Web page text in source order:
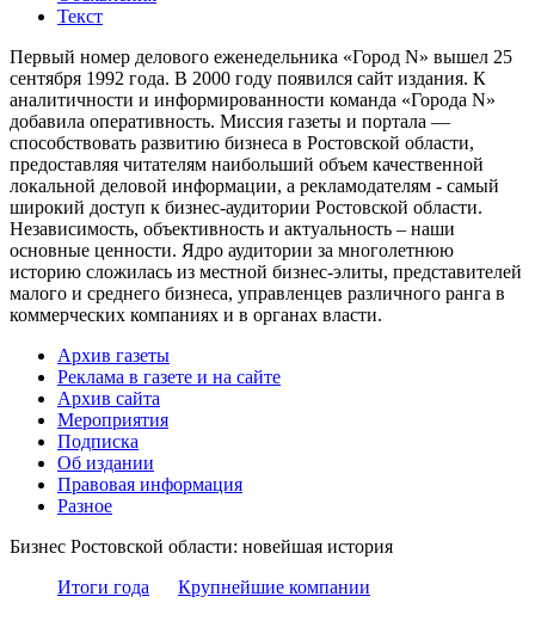
Текст
Первый номер делового еженедельника «Город N» вышел 25
сентября 1992 года. В 2000 году появился сайт издания. К
аналитичности и информированности команда «Города N»
добавила оперативность. Миссия газеты и портала —
способствовать развитию бизнеса в Ростовской области,
предоставляя читателям наибольший объем качественной
локальной деловой информации, а рекламодателям - самый
широкий доступ к бизнес-аудитории Ростовской области.
Независимость, объективность и актуальность – наши
основные ценности. Ядро аудитории за многолетнюю
историю сложилась из местной бизнес-элиты, представителей
малого и среднего бизнеса, управленцев различного ранга в
коммерческих компаниях и в органах власти.
Архив газеты
Реклама в газете и на сайте
Архив сайта
Мероприятия
Подписка
Об издании
Правовая информация
Разное
Бизнес Ростовской области: новейшая история
Итоги года
Крупнейшие компании